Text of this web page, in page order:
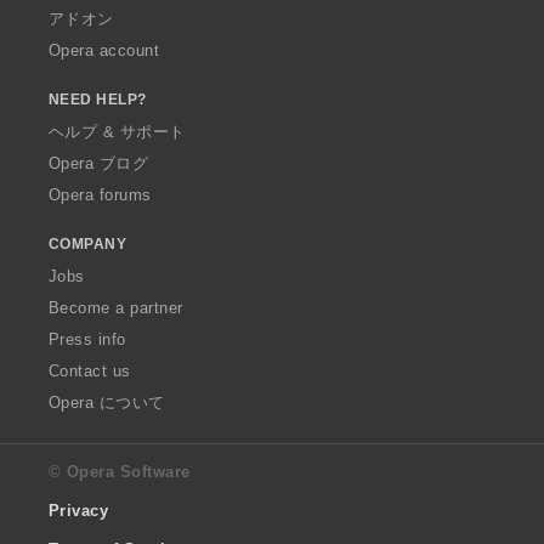
アドオン
Opera account
NEED HELP?
ヘルプ & サポート
Opera ブログ
Opera forums
COMPANY
Jobs
Become a partner
Press info
Contact us
Opera について
© Opera Software
Privacy